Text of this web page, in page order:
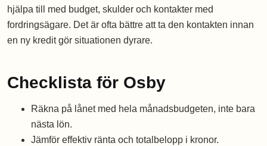
hjälpa till med budget, skulder och kontakter med
fordringsägare. Det är ofta bättre att ta den kontakten innan
en ny kredit gör situationen dyrare.
Checklista för Osby
Räkna på lånet med hela månadsbudgeten, inte bara
nästa lön.
Jämför effektiv ränta och totalbelopp i kronor.